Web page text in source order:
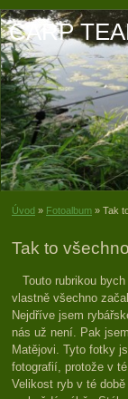
CARP
Úvod » Fotoalbum » Tak
Tak to
Touto rubrikou
vlastně všechno
Nejdříve jsem
nás už není. Pak
Matějovi. Tyto fotky
fotografií, protože v
Velikost ryb v té